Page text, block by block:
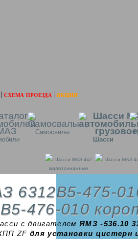
схема проезда акции
Самосвалы
Шасси
Шасси МАЗ 4x2
малотоннажные
Шасси МАЗ
6312B5-475-
476-010
с двигателем ЯМЗ -536.10
ZF для установки цистерн